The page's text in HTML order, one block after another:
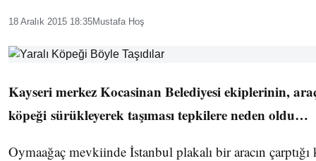
18 Aralık 2015 18:35Mustafa Hoş
Kayseri merkez Kocasinan Belediyesi ekiplerinin,
köpeği sürükleyerek taşıması tepkilere neden oldu…
Oymaağaç mevkiinde İstanbul plakalı bir aracın